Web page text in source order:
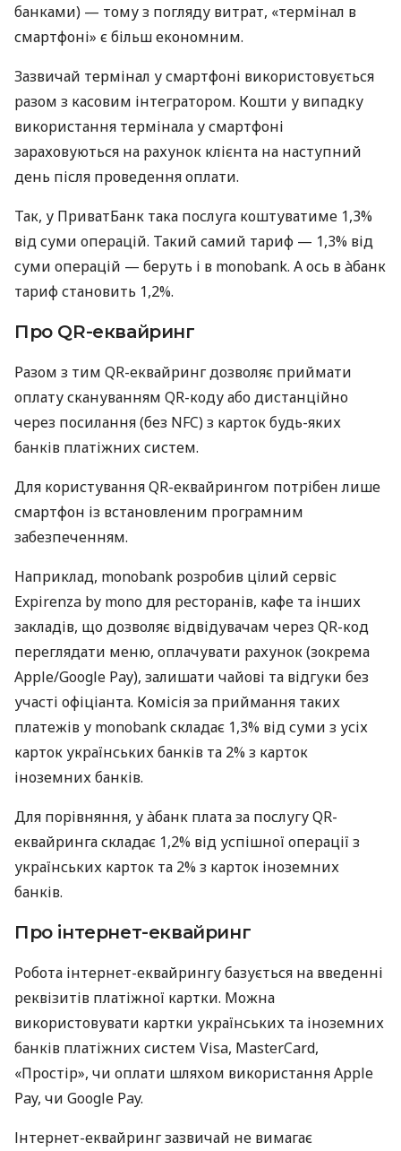
банками) — тому з погляду витрат, «термінал в
смартфоні» є більш економним.
Зазвичай термінал у смартфоні використовується
разом з касовим інтегратором. Кошти у випадку
використання термінала у смартфоні
зараховуються на рахунок клієнта на наступний
день після проведення оплати.
Так, у ПриватБанк така послуга коштуватиме 1,3%
від суми операцій. Такий самий тариф — 1,3% від
суми операцій — беруть і в monobank. А ось в àбанк
тариф становить 1,2%.
Про QR-еквайринг
Разом з тим QR-еквайринг дозволяє приймати
оплату скануванням QR-коду або дистанційно
через посилання (без NFC) з карток будь-яких
банків платіжних систем.
Для користування QR-еквайрингом потрібен лише
смартфон із встановленим програмним
забезпеченням.
Наприклад, monobank розробив цілий сервіс
Expirenza by mono для ресторанів, кафе та інших
закладів, що дозволяє відвідувачам через QR-код
переглядати меню, оплачувати рахунок (зокрема
Apple/Google Pay), залишати чайові та відгуки без
участі офіціанта. Комісія за приймання таких
платежів у monobank складає 1,3% від суми з усіх
карток українських банків та 2% з карток
іноземних банків.
Для порівняння, у àбанк плата за послугу QR-
еквайринга складає 1,2% від успішної операції з
українських карток та 2% з карток іноземних
банків.
Про інтернет-еквайринг
Робота інтернет-еквайрингу базується на введенні
реквізитів платіжної картки. Можна
використовувати картки українських та іноземних
банків платіжних систем Visa, MasterCard,
«Простір», чи оплати шляхом використання Apple
Pay, чи Google Pay.
Інтернет-еквайринг зазвичай не вимагає